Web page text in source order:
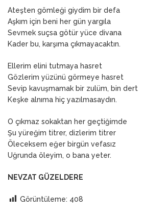
Ateşten gömleği giydim bir defa
Aşkım için beni her gün yargıla
Sevmek suçsa götür yüce divana
Kader bu, karşıma çıkmayacaktın.
Ellerim elini tutmaya hasret
Gözlerim yüzünü görmeye hasret
Sevip kavuşmamak bir zulüm, bin dert
Keşke alnıma hiç yazılmasaydın.
O çıkmaz sokaktan her geçtiğimde
Şu yüreğim titrer, dizlerim titrer
Öleceksem eğer birgün vefasız
Uğrunda öleyim, o bana yeter.
NEVZAT GÜZELDERE
Görüntüleme: 408